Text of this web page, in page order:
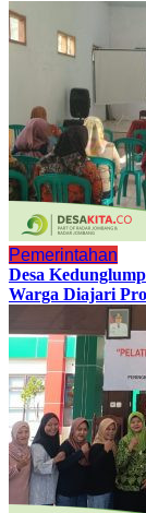
Pemerintahan
Desa
Warga Diajari